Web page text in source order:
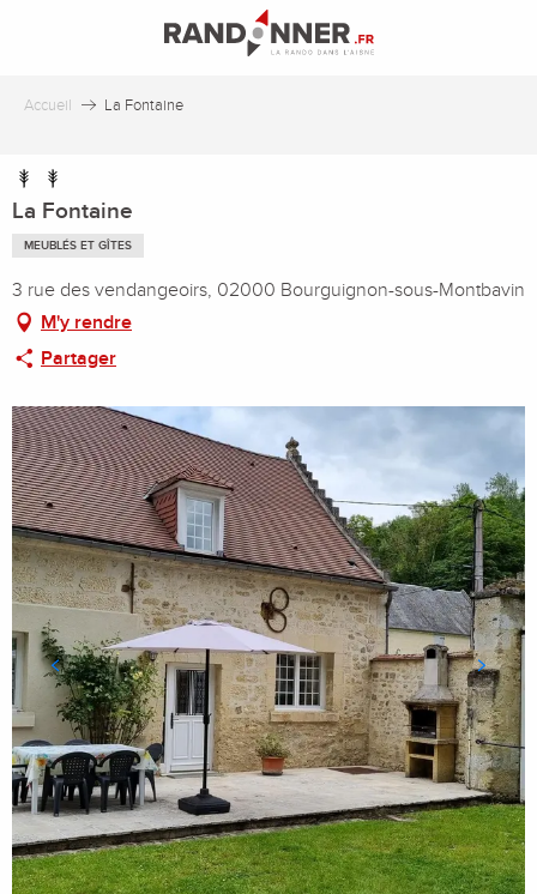
principal
Accueil La Fontaine
La Fontaine
MEUBLÉS ET GÎTES
3 rue des vendangeoirs, 02000 Bourguignon-sous-Montbavin
M'y rendre
Partager